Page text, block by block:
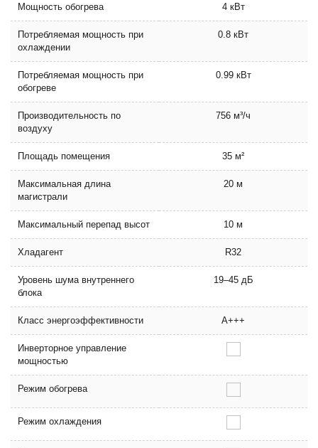
Мощность обогрева 4 кВт
Потребляемая мощность при
охлаждении
0.8 кВт
Потребляемая мощность при
обогреве
0.99 кВт
Производительность по
воздуху
756 м³/ч
Площадь помещения 35 м²
Максимальная длина
магистрали
20 м
Максимальный перепад высот 10 м
Хладагент R32
Уровень шума внутреннего
блока
19–45 дБ
Класс энергоэффективности A+++
Инверторное управление
мощностью
Режим обогрева
Режим охлаждения